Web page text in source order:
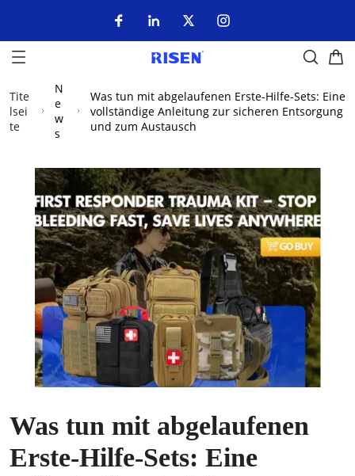
Tite
lsei
te
N
e
w
s
Was tun mit abgelaufenen Erste-Hilfe-Sets: Eine
vollständige Anleitung zur sicheren Entsorgung
und zum Austausch
Was tun mit abgelaufenen
Erste-Hilfe-Sets: Eine